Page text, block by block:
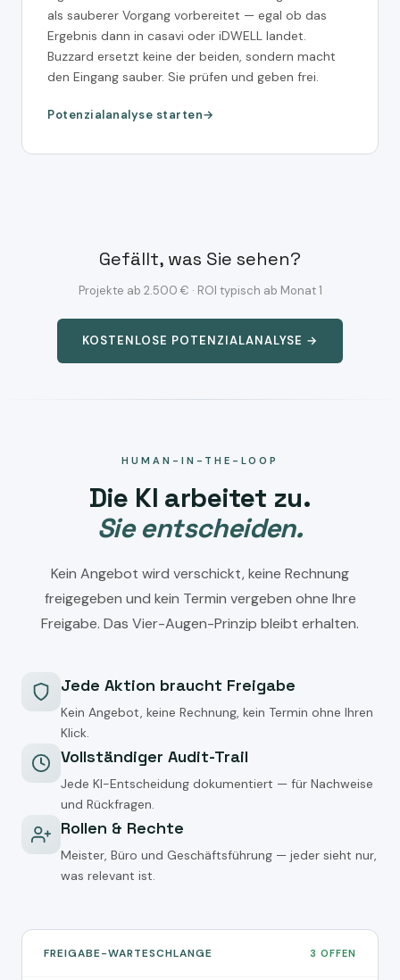
als sauberer Vorgang vorbereitet — egal ob das
Ergebnis dann in casavi oder iDWELL landet.
Buzzard ersetzt keine der beiden, sondern macht
den Eingang sauber. Sie prüfen und geben frei.
Potenzialanalyse starten
Gefällt, was Sie sehen?
Projekte ab 2.500 € · ROI typisch ab Monat 1
KOSTENLOSE POTENZIALANALYSE →
HUMAN-IN-THE-LOOP
Die KI arbeitet zu.
Sie entscheiden.
Kein Angebot wird verschickt, keine Rechnung
freigegeben und kein Termin vergeben ohne Ihre
Freigabe. Das Vier-Augen-Prinzip bleibt erhalten.
Jede Aktion braucht Freigabe
Kein Angebot, keine Rechnung, kein Termin ohne Ihren
Klick.
Vollständiger Audit-Trail
Jede KI-Entscheidung dokumentiert — für Nachweise
und Rückfragen.
Rollen & Rechte
Meister, Büro und Geschäftsführung — jeder sieht nur,
was relevant ist.
FREIGABE-WARTESCHLANGE 3 OFFEN